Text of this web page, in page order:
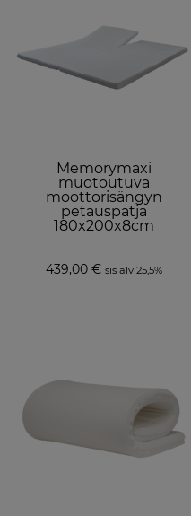
Memorymaxi
muotoutuva
moottorisängyn
petauspatja
180x200x8cm
439,00 € sis alv 25,5%